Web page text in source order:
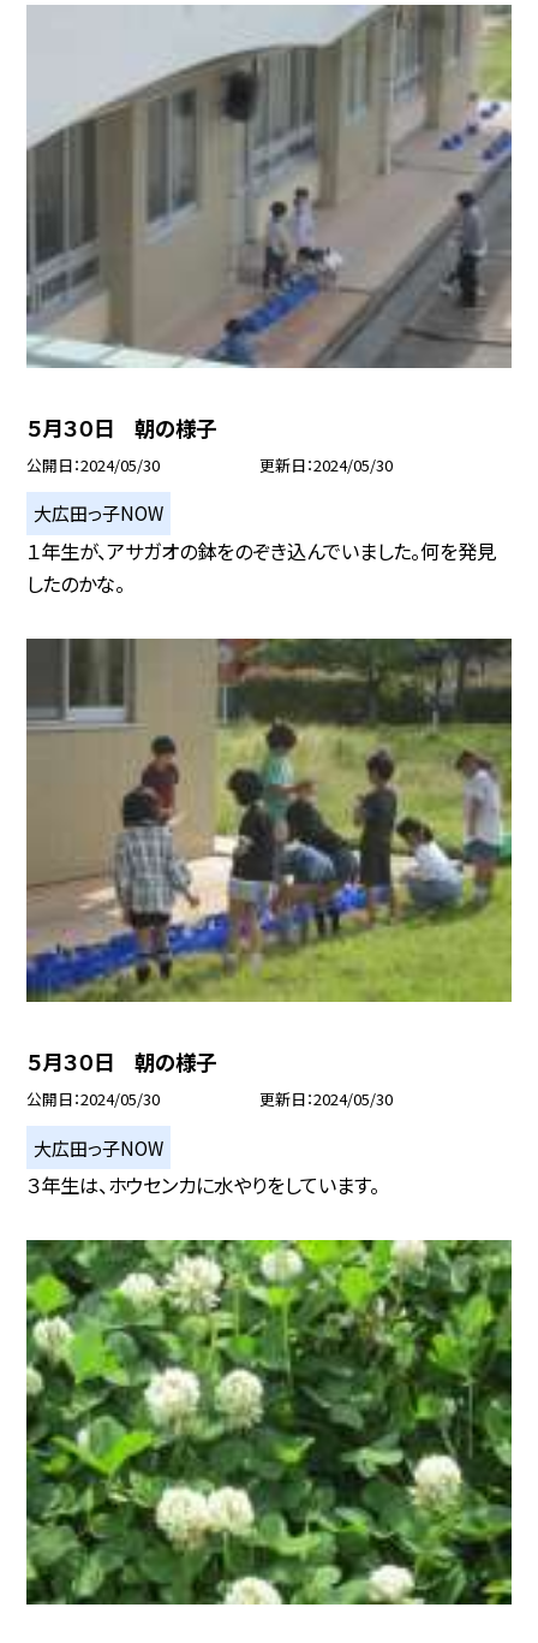
５月３０日 朝の様子
公開日 2024/05/30 更新日 2024/05/30
大広田っ子NOW
１年生が、アサガオの鉢をのぞき込んでいました。何を発見
したのかな。
５月３０日 朝の様子
公開日 2024/05/30 更新日 2024/05/30
大広田っ子NOW
３年生は、ホウセンカに水やりをしています。